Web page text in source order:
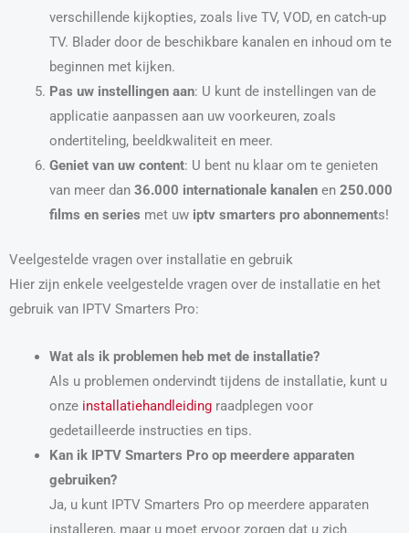
verschillende kijkopties, zoals live TV, VOD, en catch-up
TV. Blader door de beschikbare kanalen en inhoud om te
beginnen met kijken.
Pas uw instellingen aan: U kunt de instellingen van de
applicatie aanpassen aan uw voorkeuren, zoals
ondertiteling, beeldkwaliteit en meer.
Geniet van uw content: U bent nu klaar om te genieten
van meer dan 36.000 internationale kanalenen 250.000
films en series met uw iptv smarters pro abonnements!
Veelgestelde vragen over installatie en gebruik
Hier zijn enkele veelgestelde vragen over de installatie en het
gebruik van IPTV Smarters Pro:
Wat als ik problemen heb met de installatie?
Als u problemen ondervindt tijdens de installatie, kunt u
onze installatiehandleidingraadplegen voor
gedetailleerde instructies en tips.
Kan ik IPTV Smarters Pro op meerdere apparaten
gebruiken?
Ja, u kunt IPTV Smarters Pro op meerdere apparaten
installeren, maar u moet ervoor zorgen dat u zich